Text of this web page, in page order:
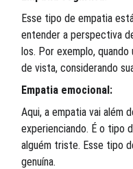
Esse tipo de empatia
entender a perspectiva
los. Por exemplo,
de vista, considerando
Empatia emocional:
Aqui, a empatia vai além
experienciando. É o tipo
alguém triste. Esse tipo
genuína.